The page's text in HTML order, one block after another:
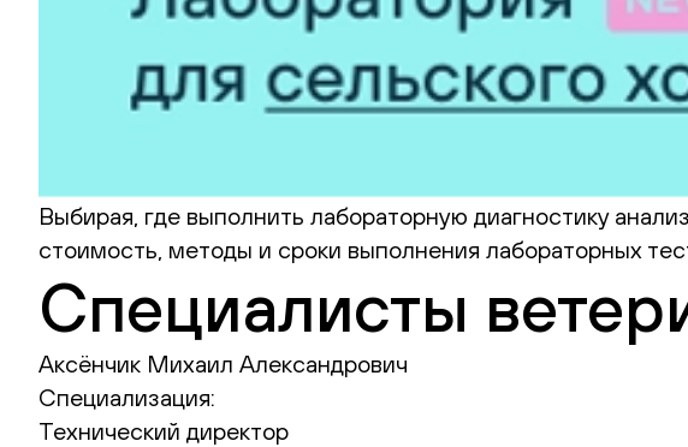
Выбирая, где выполнить лабораторную диагностику
стоимость, методы и сроки выполнения лабораторных
Специалисты
Аксёнчик Михаил Александрович
Специализация:
Технический директор